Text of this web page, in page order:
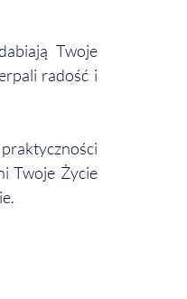
Twoje
radość i
praktyczności
Twoje Życie